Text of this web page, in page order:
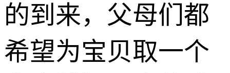
的到来，父母们都
希望为宝贝取一个